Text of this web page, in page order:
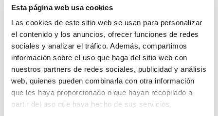
Esta página web usa cookies
Las cookies de este sitio web se usan para personalizar
el contenido y los anuncios, ofrecer funciones de redes
sociales y analizar el tráfico. Además, compartimos
información sobre el uso que haga del sitio web con
nuestros partners de redes sociales, publicidad y análisis
web, quienes pueden combinarla con otra información
que les haya proporcionado o que hayan recopilado a
partir del uso que haya hecho de sus servicios.
productos Clean-Up® de UCT, está orientada a una gran
variedad de extracciones. Esta línea está compuesta por
columnas de extracción en fase sólida de intercambio iónico,
hidrofílicas, hidrofóbicas, copoliméricas y covalentes.
Clean-Up® de intercambio iónico. Las interacciones de
intercambio iónico ocurren entre el sorbente y el analito de
carga opuesta y pueden ser intercambiadores de cationes o
aniones. La elución se produce mediante el uso de un
disolvente que eleva el pH por encima del pKa del grupo
catiónico o que reduce el pH por debajo del pKa del anión
para interrumpir la retención
Documentación técnica
TDS / Ficha técnica
Regístrate para
descargas
COA
Regístrate para
descargas
SDS/ Hoja de seguridad
Regístrate para
descargas